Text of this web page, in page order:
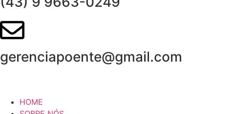
gerenciapoente@gmail.com
HOME